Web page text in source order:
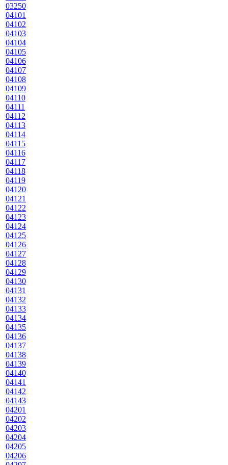
03250
04101
04102
04103
04104
04105
04106
04107
04108
04109
04110
04111
04112
04113
04114
04115
04116
04117
04118
04119
04120
04121
04122
04123
04124
04125
04126
04127
04128
04129
04130
04131
04132
04133
04134
04135
04136
04137
04138
04139
04140
04141
04142
04143
04201
04202
04203
04204
04205
04206